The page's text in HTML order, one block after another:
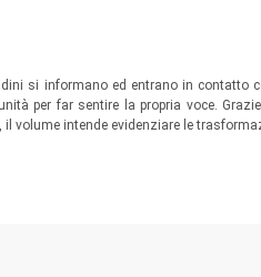
si informano ed entrano in contatto
per far sentire la propria voce. Grazie
volume intende evidenziare le